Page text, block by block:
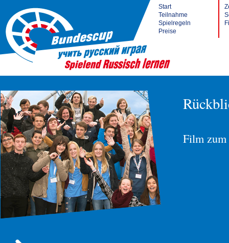
Start
Teilnahme
Spielregeln
Preise
Film zum